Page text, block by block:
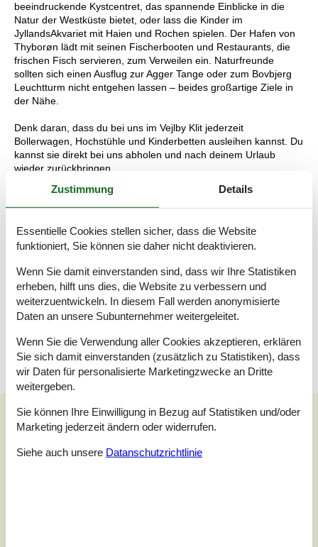
beeindruckende Kystcentret, das spannende Einblicke in die
Natur der Westküste bietet, oder lass die Kinder im
JyllandsAkvariet mit Haien und Rochen spielen. Der Hafen von
Thyborøn lädt mit seinen Fischerbooten und Restaurants, die
frischen Fisch servieren, zum Verweilen ein. Naturfreunde
sollten sich einen Ausflug zur Agger Tange oder zum Bovbjerg
Leuchtturm nicht entgehen lassen – beides großartige Ziele in
der Nähe.
Denk daran, dass du bei uns im Vejlby Klit jederzeit
Bollerwagen, Hochstühle und Kinderbetten ausleihen kannst. Du
kannst sie direkt bei uns abholen und nach deinem Urlaub
wieder zurückbringen.
Raumaufteilung
Doppelbett
Doppelbett
Schlafzimmer
Etagenbett
Unsere Gästebewertungen
Unsere Gästebewertungen
Zustimmung Details
Essentielle Cookies stellen sicher, dass die Website
funktioniert, Sie können sie daher nicht deaktivieren.
Wenn Sie damit einverstanden sind, dass wir Ihre Statistiken
erheben, hilft uns dies, die Website zu verbessern und
weiterzuentwickeln. In diesem Fall werden anonymisierte
Daten an unsere Subunternehmer weitergeleitet.
Wenn Sie die Verwendung aller Cookies akzeptieren, erklären
Sie sich damit einverstanden (zusätzlich zu Statistiken), dass
wir Daten für personalisierte Marketingzwecke an Dritte
weitergeben.
Sie können Ihre Einwilligung in Bezug auf Statistiken und/oder
Marketing jederzeit ändern oder widerrufen.
Siehe auch unsere Datanschutzrichtlinie